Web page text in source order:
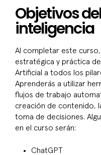
Objetivos
inteligencia
Al completar este
estratégica y práctica
Artificial a todos los
Aprenderás a utilizar
flujos de trabajo
creación de contenido,
toma de decisiones.
en el curso serán:
ChatGPT